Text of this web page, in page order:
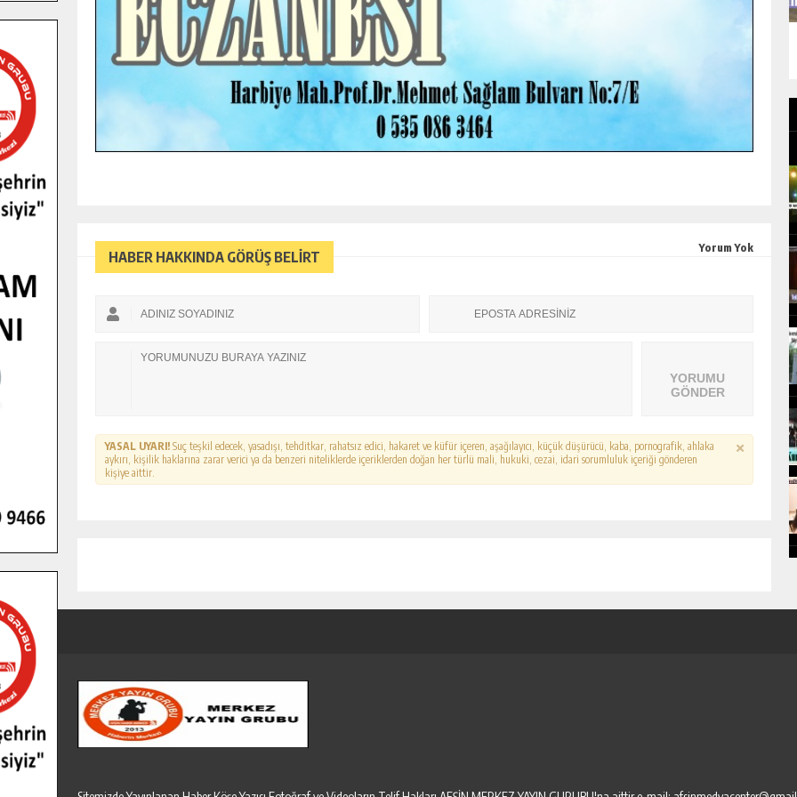
HABER HAKKINDA GÖRÜŞ BELİRT
Yorum Yok
YORUMU
GÖNDER
YASAL UYARI! Suç teşkil edecek, yasadışı, tehditkar, rahatsız edici, hakaret ve küfür içeren, aşağılayıcı, küçük düşürücü, kaba, pornografik, ahlaka
aykırı, kişilik haklarına zarar verici ya da benzeri niteliklerde içeriklerden doğan her türlü mali, hukuki, cezai, idari sorumluluk içeriği gönderen
kişiye aittir.